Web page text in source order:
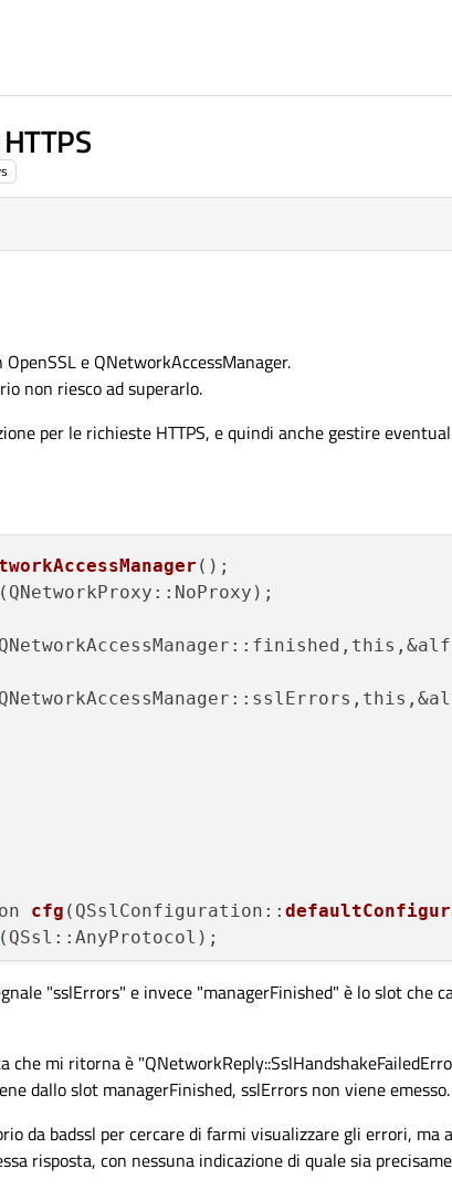
e QNetworkAccessManager.
non riesco ad superarlo.
per le richieste HTTPS, e quindi anche gestire
();
(QNetworkProxy::NoProxy);
cfg (QSslConfiguration::
(QSsl::AnyProtocol);
(cfg);
"sslErrors" e invece "managerFinished" è lo slot che
che mi ritorna è
dallo slot managerFinished, sslErrors non viene emesso.
da badssl per cercare di farmi visualizzare gli errori, ma
risposta, con nessuna indicazione di quale sia